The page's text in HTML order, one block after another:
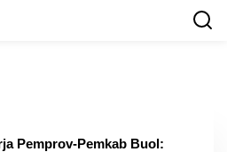
Pemprov-Pemkab Buol: